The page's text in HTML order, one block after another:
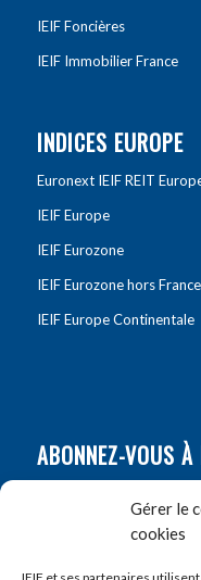
Gérer le
cookies
IEIF Foncières
IEIF Immobilier France
INDICES EUROPE
Euronext IEIF REIT
IEIF Europe
IEIF Eurozone
IEIF Eurozone hors France
IEIF Europe Continentale
ABONNEZ-VOUS
Prénom*